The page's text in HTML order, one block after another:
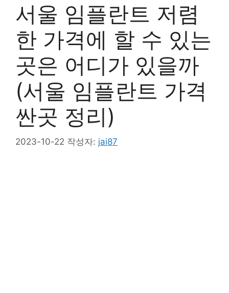
서울 임플란트 저렴
한 가격에 할 수 있는
곳은 어디가 있을까
(서울 임플란트 가격
싼곳 정리)
2023-10-22 작성자: jai87